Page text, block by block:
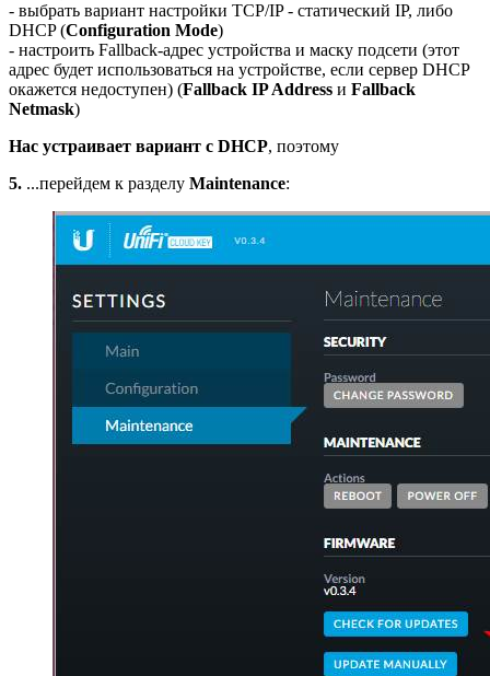
- выбрать вариант настройки TCP/IP - статический IP, либо
DHCP (Configuration Mode)
- настроить Fallback-адрес устройства и маску подсети (этот
адрес будет использоваться на устройстве, если сервер DHCP
окажется недоступен) (Fallback IP Address и Fallback
Netmask)
Нас устраивает вариант с DHCP, поэтому
5. ...перейдем к разделу Maintenance: